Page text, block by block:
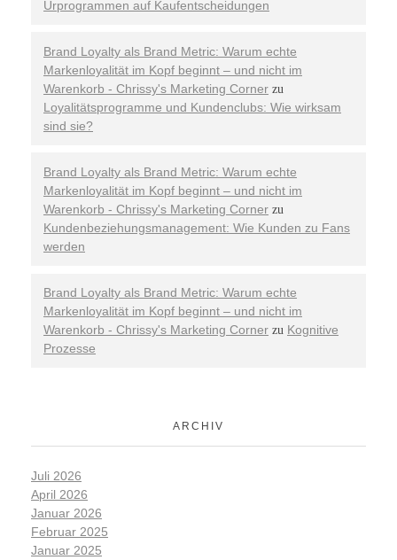
Urprogrammen auf Kaufentscheidungen
Brand Loyalty als Brand Metric: Warum echte
Markenloyalität im Kopf beginnt – und nicht im
Warenkorb - Chrissy's Marketing Corner zu
Loyalitätsprogramme und Kundenclubs: Wie wirksam
sind sie?
Brand Loyalty als Brand Metric: Warum echte
Markenloyalität im Kopf beginnt – und nicht im
Warenkorb - Chrissy's Marketing Corner zu
Kundenbeziehungsmanagement: Wie Kunden zu Fans
werden
Brand Loyalty als Brand Metric: Warum echte
Markenloyalität im Kopf beginnt – und nicht im
Warenkorb - Chrissy's Marketing Corner zu Kognitive
Prozesse
ARCHIV
Juli 2026
April 2026
Januar 2026
Februar 2025
Januar 2025